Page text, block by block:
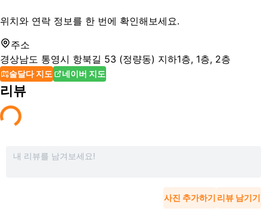
위치와 연락 정보를 한 번에 확인해보세요.
주소
경상남도 통영시 항북길 53 (정량동) 지하1층, 1층, 2층
술달다 지도 네이버 지도
리뷰
사진 추가하기 리뷰 남기기